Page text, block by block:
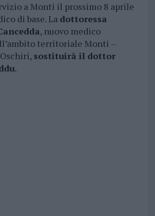
a Monti il prossimo 8 aprile
di base. La dottoressa
, nuovo medico
territoriale Monti –
sostituirà il dottor
.